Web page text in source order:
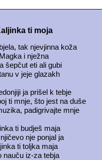
ti moja
tak njevjinna koža
Magka i nježna
šepčut eti ali gubi
tanu v jeje glazakh
ja prišel k tebje
ti mnje, što jest na duše
padigrivajte mnje
ti budješ maja
nje ponjal ja
ti toljka maja
nauču iz-za tebja